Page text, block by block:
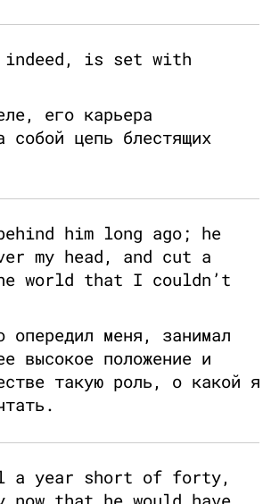
indeed, is set with
его карьера
собой цепь блестящих
him long ago; he
my head, and cut a
world that I couldn’t
опередил меня, занимал
высокое положение и
такую роль, о какой я
a year short of forty,